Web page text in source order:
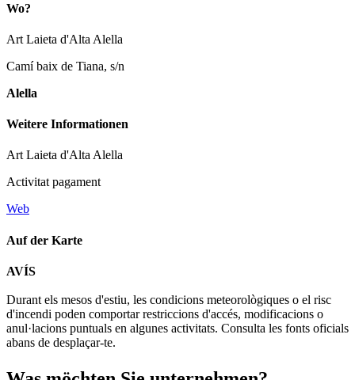
Wo?
Art Laieta d'Alta Alella
Camí baix de Tiana, s/n
Alella
Weitere Informationen
Art Laieta d'Alta Alella
Activitat pagament
Web
Auf der Karte
−
AVÍS
Durant els mesos d'estiu, les condicions meteorològiques o el risc
d'incendi poden comportar restriccions d'accés, modificacions o
anul·lacions puntuals en algunes activitats. Consulta les fonts oficials
abans de desplaçar-te.